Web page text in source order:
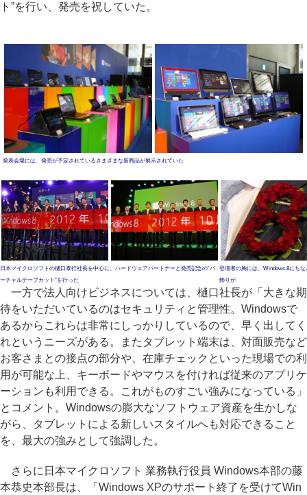
ト”を行い、発売を祝していた。
発表会場には、発売が予定されているさまざまな新商品が展示されていた
日本マイクロソフトの樋口泰行社長を中心に、ハードウェアパートナーと発売記念の“バ
ーチャルテープカット”を行った
登壇者の胸には、Windows 8にちな
飾りが
一方で法人向けビジネスについては、樋口社長が「大きな期
待をいただいているのはセキュリティと管理性。Windowsで
あるからこれらは非常にしっかりしているので、早く出してく
れというニーズがある。またタブレット端末は、対面販売など
お客さまとの接点の部分や、在庫チェックといった現場での利
用が可能な上、キーボードやマウスを付ければ従来のアプリケ
ーションも利用できる。これがものすごい強みになっている」
とコメント。Windowsの膨大なソフトウェア資産を生かしな
がら、タブレットによる新しいスタイルへも対応できること
を、最大の強みとして強調した。
さらに日本マイクロソフト 業務執行役員 Windows本部の藤
本恭史本部長は、「Windows XPのサポート終了を受けてWin